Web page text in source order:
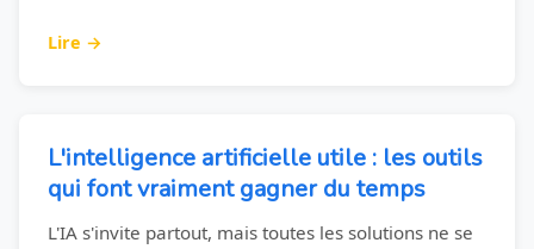
Lire →
L'intelligence artificielle utile : les outils
qui font vraiment gagner du temps
L'IA s'invite partout, mais toutes les solutions ne se